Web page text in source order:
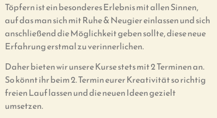
Töpfern ist ein besonderes Erlebnis mit allen Sinnen,
auf das man sich mit Ruhe & Neugier einlassen und sich
anschließend die Möglichkeit geben sollte, diese neue
Erfahrung erstmal zu verinnerlichen.
Daher bieten wir unsere Kurse stets mit 2 Terminen an.
So könnt ihr beim 2. Termin eurer Kreativität so richtig
freien Lauf lassen und die neuen Ideen gezielt
umsetzen.